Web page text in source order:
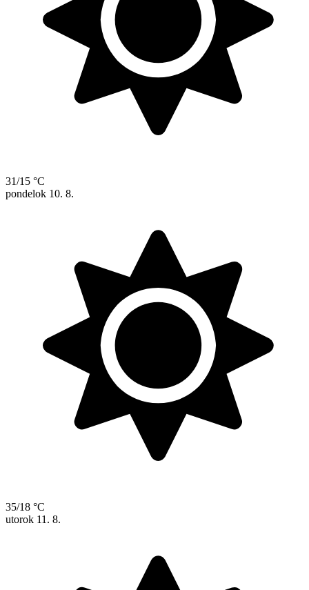
31/15 °C
pondelok 10. 8.
35/18 °C
utorok 11. 8.